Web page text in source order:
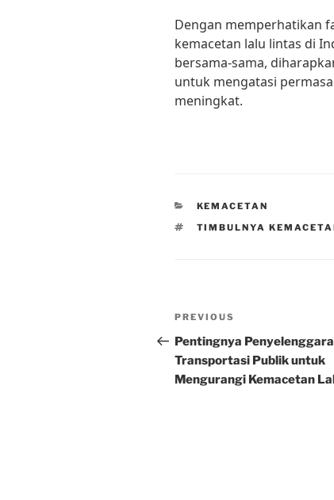
Dengan memperhatikan
kemacetan lalu lintas di
bersama-sama,
untuk mengatasi
meningkat.
CATEGORIES
KEMACETAN
TAGS
TIMBULNYA
Post
navigation
Previous
Post
PREVIOUS
Pentingnya
Transportasi Publik untuk
Mengurangi Kemacetan